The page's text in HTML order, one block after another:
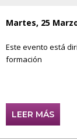
Martes, 25
Este evento está
formación
LEER MÁS